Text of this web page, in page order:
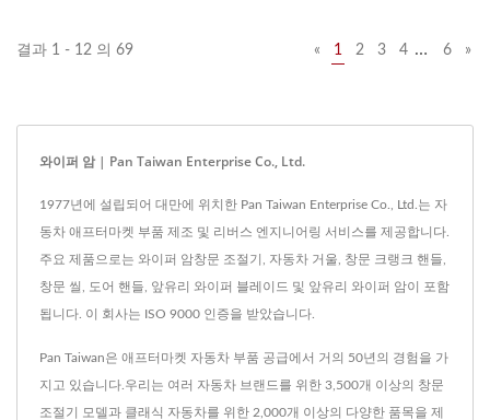
결과 1 - 12 의 69 « 1 2 3 4 … 6 »
와이퍼 암 | Pan Taiwan Enterprise Co., Ltd.
1977년에 설립되어 대만에 위치한 Pan Taiwan Enterprise Co., Ltd.는 자
동차 애프터마켓 부품 제조 및 리버스 엔지니어링 서비스를 제공합니다.
주요 제품으로는 와이퍼 암창문 조절기, 자동차 거울, 창문 크랭크 핸들,
창문 씰, 도어 핸들, 앞유리 와이퍼 블레이드 및 앞유리 와이퍼 암이 포함
됩니다. 이 회사는 ISO 9000 인증을 받았습니다.
Pan Taiwan은 애프터마켓 자동차 부품 공급에서 거의 50년의 경험을 가
지고 있습니다.우리는 여러 자동차 브랜드를 위한 3,500개 이상의 창문
조절기 모델과 클래식 자동차를 위한 2,000개 이상의 다양한 품목을 제